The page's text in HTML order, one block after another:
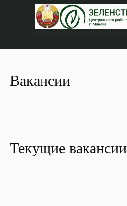
Вакансии
Текущие вакансии